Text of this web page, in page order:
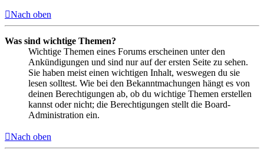
Nach oben
Was sind wichtige Themen?
Wichtige Themen eines Forums erscheinen unter den
Ankündigungen und sind nur auf der ersten Seite zu sehen.
Sie haben meist einen wichtigen Inhalt, weswegen du sie
lesen solltest. Wie bei den Bekanntmachungen hängt es von
deinen Berechtigungen ab, ob du wichtige Themen erstellen
kannst oder nicht; die Berechtigungen stellt die Board-
Administration ein.
Nach oben